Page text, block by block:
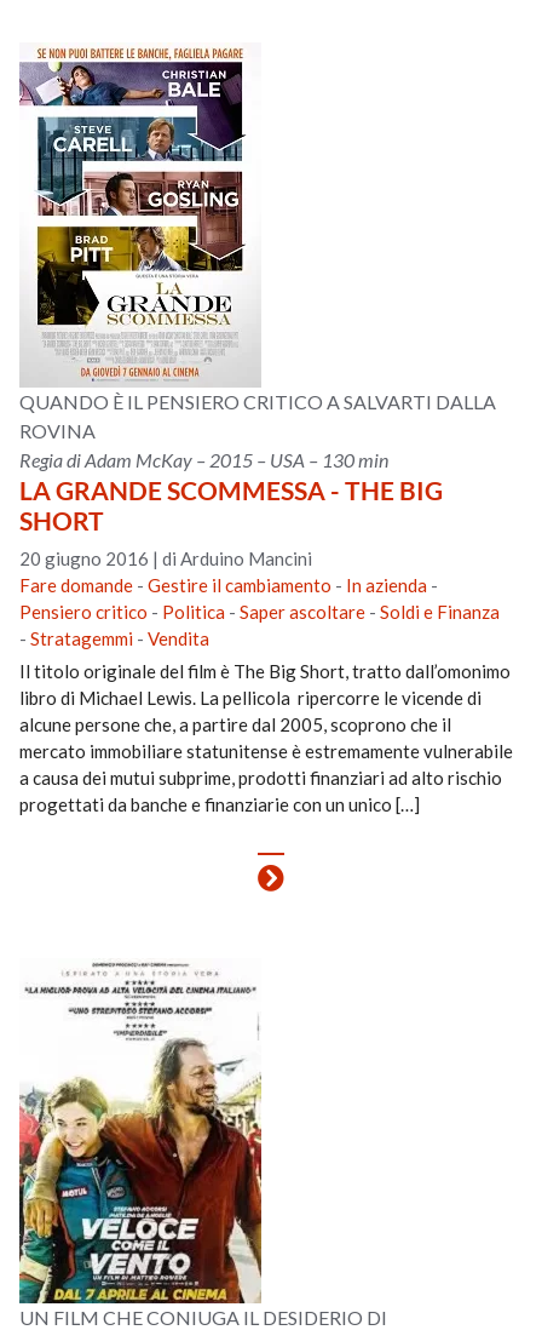
QUANDO È IL PENSIERO CRITICO A SALVARTI DALLA
ROVINA
Regia di Adam McKay – 2015 – USA – 130 min
LA GRANDE SCOMMESSA - THE BIG
SHORT
20 giugno 2016 |di Arduino Mancini
Fare domande -Gestire il cambiamento - In azienda -
Pensiero critico - Politica -Saper ascoltare -Soldi e Finanza
-Stratagemmi -Vendita
Il titolo originale del film è The Big Short, tratto dall’omonimo
libro di Michael Lewis. La pellicola ripercorre le vicende di
alcune persone che, a partire dal 2005, scoprono che il
mercato immobiliare statunitense è estremamente vulnerabile
a causa dei mutui subprime, prodotti finanziari ad alto rischio
progettati da banche e finanziarie con un unico […]
UN FILM CHE CONIUGA IL DESIDERIO DI